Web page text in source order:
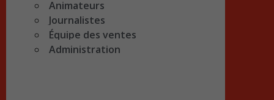
Animateurs
Journalistes
Équipe des ventes
Administration